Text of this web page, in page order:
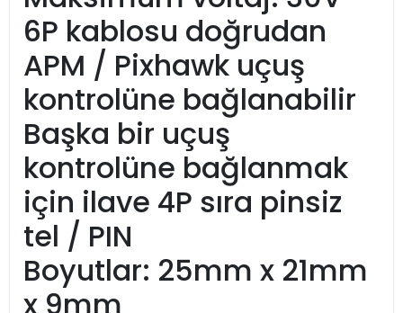
6P kablosu doğrudan
APM / Pixhawk uçuş
kontrolüne bağlanabilir
Başka bir uçuş
kontrolüne bağlanmak
için ilave 4P sıra pinsiz
tel / PIN
Boyutlar: 25mm x 21mm
x 9mm